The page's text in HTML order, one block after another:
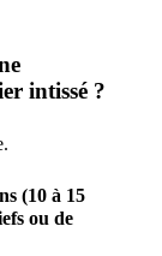
intissé ?
(10 à 15
ou de